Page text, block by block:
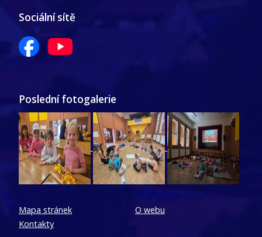
Sociální sítě
Poslední fotogalerie
Mapa stránek
Kontakty
O webu